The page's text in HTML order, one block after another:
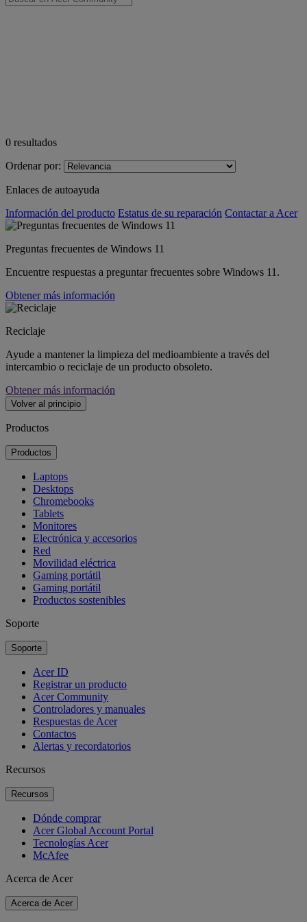
0 resultados
Ordenar por:
Enlaces de autoayuda
Información del producto Estatus de su reparación Contactar a Acer
Preguntas frecuentes de Windows 11
Encuentre respuestas a preguntar frecuentes sobre Windows 11.
Obtener más información
Reciclaje
Ayude a mantener la limpieza del medioambiente a través del
intercambio o reciclaje de un producto obsoleto.
Obtener más información
Volver al principio
Productos
Productos
Laptops
Desktops
Chromebooks
Tablets
Monitores
Electrónica y accesorios
Red
Movilidad eléctrica
Gaming portátil
Gaming portátil
Productos sostenibles
Soporte
Soporte
Acer ID
Registrar un producto
Acer Community
Controladores y manuales
Respuestas de Acer
Contactos
Alertas y recordatorios
Recursos
Recursos
Dónde comprar
Acer Global Account Portal
Tecnologías Acer
McAfee
Acerca de Acer
Acerca de Acer